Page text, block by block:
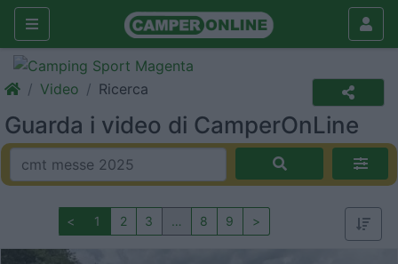
Video Ricerca
Guarda i video di CamperOnLine
< 1 2 3 … 8 9 >